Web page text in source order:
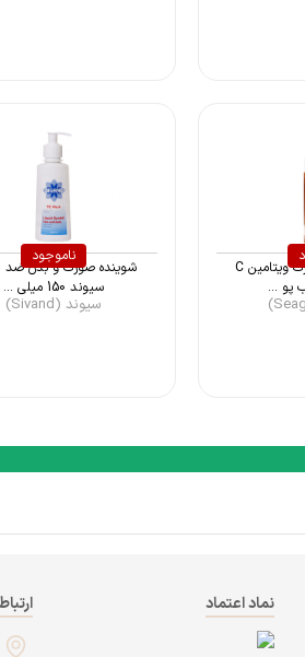
فوم شستشوی صورت ویتامین C
پو ...
ناموجود
شوینده صورت و بدن
سیوند 150 میلی ...
سیوند (Sivand)
نماد اعتماد